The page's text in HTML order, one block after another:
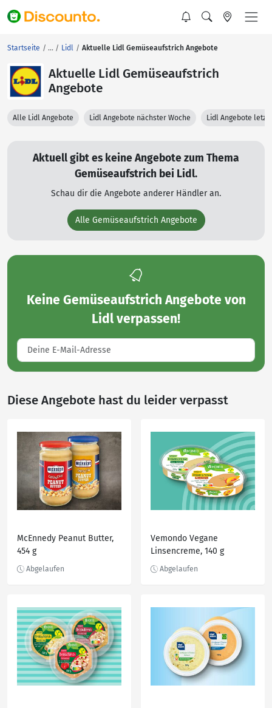
Startseite Lidl Aktuelle Lidl Gemüseaufstrich Angebote
Aktuelle Lidl Gemüseaufstrich
Angebote
Alle Lidl Angebote Lidl Angebote nächster Woche Lidl Angebote
Aktuell gibt es keine Angebote zum Thema
Gemüseaufstrich bei Lidl.
Schau dir die Angebote anderer Händler an.
Alle Gemüseaufstrich Angebote
Keine Gemüseaufstrich Angebote von
Lidlverpassen!
Diese Angebote hast du leider verpasst
McEnnedy Peanut Butter,
454 g
Vemondo Vegane
Linsencreme, 140 g